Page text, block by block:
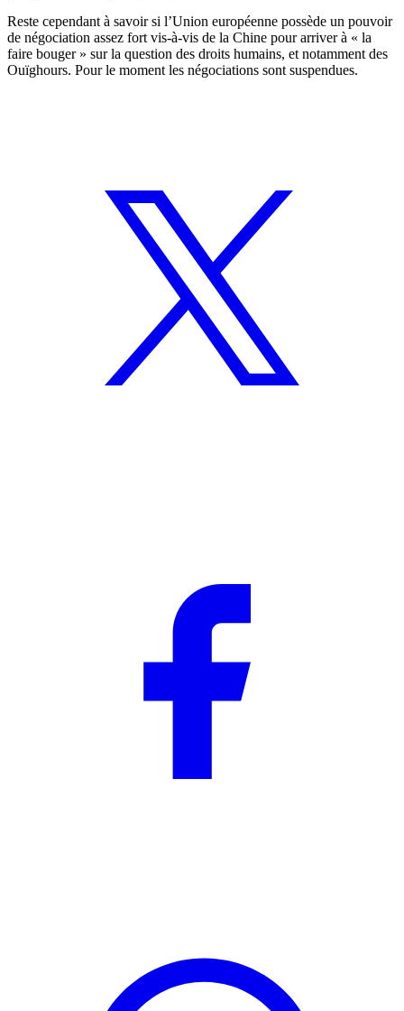
Reste cependant à savoir si l’Union européenne possède un pouvoir
de négociation assez fort vis-à-vis de la Chine pour arriver à « la
faire bouger » sur la question des droits humains, et notamment des
Ouïghours. Pour le moment les négociations sont suspendues.